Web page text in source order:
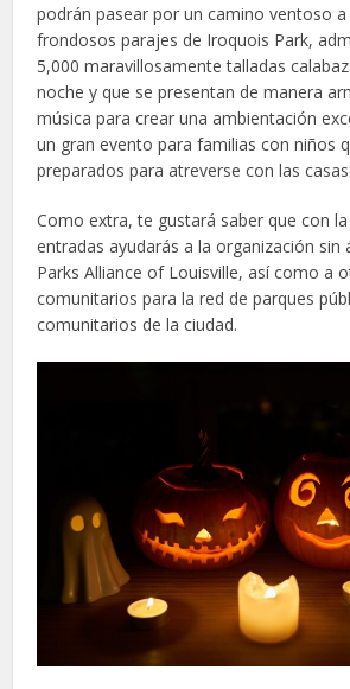
podrán pasear por un camino ventoso
frondosos parajes de Iroquois Park,
5,000 maravillosamente talladas
noche y que se presentan de manera
música para crear una ambientación
un gran evento para familias con niños
preparados para atreverse con las
Como extra, te gustará saber que con
entradas ayudarás a la organización sin
Parks Alliance of Louisville, así como a
comunitarios para la red de parques
comunitarios de la ciudad.